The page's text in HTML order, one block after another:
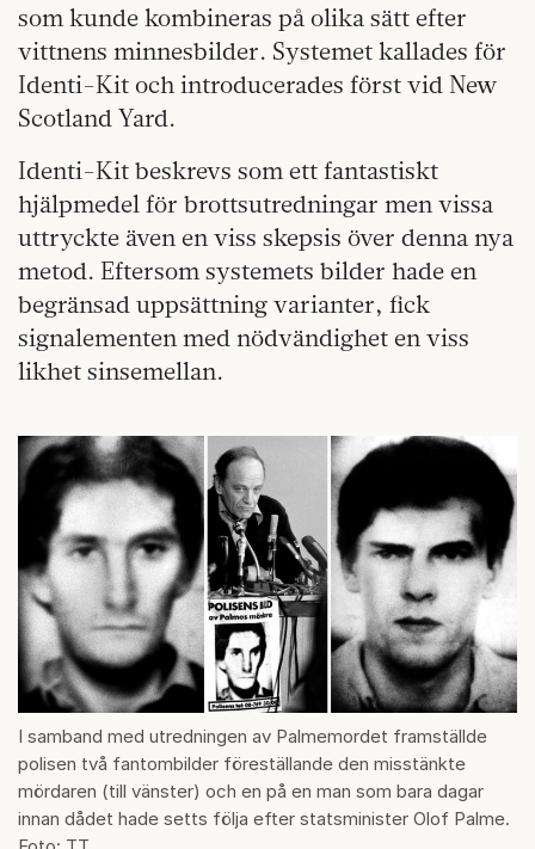
som kunde kombineras på olika sätt efter
vittnens minnesbilder. Systemet kallades för
Identi-Kit och introducerades först vid New
Scotland Yard.
Identi-Kit beskrevs som ett fantastiskt
hjälpmedel för brottsutredningar men vissa
uttryckte även en viss skepsis över denna nya
metod. Eftersom systemets bilder hade en
begränsad uppsättning varianter, fick
signalementen med nödvändighet en viss
likhet sinsemellan.
I samband med utredningen av Palmemordet framställde
polisen två fantombilder föreställande den misstänkte
mördaren (till vänster) och en på en man som bara dagar
innan dådet hade setts följa efter statsminister Olof Palme.